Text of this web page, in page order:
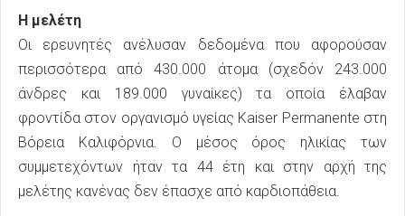
Η μελέτη
Οι ερευνητές ανέλυσαν δεδομένα που αφορούσαν
περισσότερα από 430.000 άτομα (σχεδόν 243.000
άνδρες και 189.000 γυναίκες) τα οποία έλαβαν
φροντίδα στον οργανισμό υγείας Kaiser Permanente στη
Βόρεια Καλιφόρνια. Ο μέσος όρος ηλικίας των
συμμετεχόντων ήταν τα 44 έτη και στην αρχή της
μελέτης κανένας δεν έπασχε από καρδιοπάθεια.